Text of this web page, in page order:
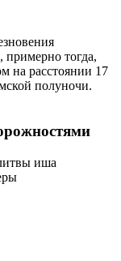
примерно тогда,
на расстоянии 17
полуночи.
иша